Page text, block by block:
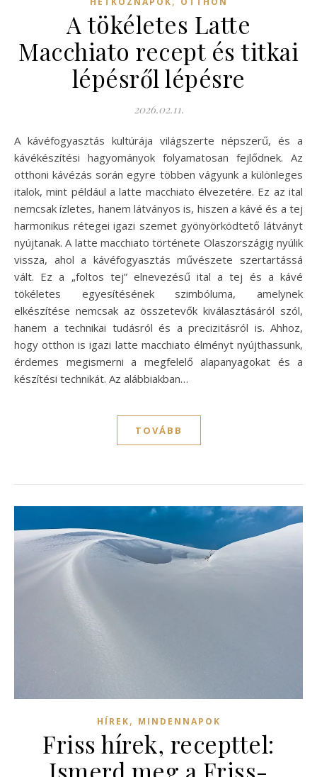
A tökéletes Latte
Macchiato recept és titkai
lépésről lépésre
2026.02.11.
A kávéfogyasztás kultúrája világszerte népszerű, és a
kávékészítési hagyományok folyamatosan fejlődnek. Az
otthoni kávézás során egyre többen vágyunk a különleges
italok, mint például a latte macchiato élvezetére. Ez az ital
nemcsak ízletes, hanem látványos is, hiszen a kávé és a tej
harmonikus rétegei igazi szemet gyönyörködtető látványt
nyújtanak. A latte macchiato története Olaszországig nyúlik
vissza, ahol a kávéfogyasztás művészete szertartássá
vált. Ez a „foltos tej” elnevezésű ital a tej és a kávé
tökéletes egyesítésének szimbóluma, amelynek
elkészítése nemcsak az összetevők kiválasztásáról szól,
hanem a technikai tudásról és a precizitásról is. Ahhoz,
hogy otthon is igazi latte macchiato élményt nyújthassunk,
érdemes megismerni a megfelelő alapanyagokat és a
készítési technikát. Az alábbiakban…
TOVÁBB
HÍREK, MINDENNAPOK
Friss hírek, recepttel:
Ismerd meg a Friss-